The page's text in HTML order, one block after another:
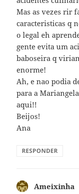
Mas as vezes rir
caracteristicas q
o legal eh
gente evita um
baboseira q
enorme!
Ah, e nao podia
para a
aqui!!
Beijos!
Ana
RESPONDER
Ameixinha